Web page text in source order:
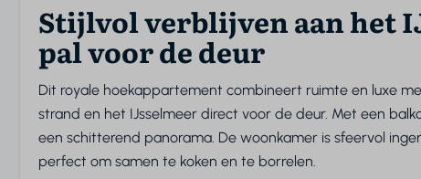
Stijlvol verblijven aan het
pal voor de deur
Dit royale hoekappartement combineert ruimte en luxe
strand en het IJsselmeer direct voor de deur. Met een
een schitterend panorama. De woonkamer is sfeervol
perfect om samen te koken en te borrelen.